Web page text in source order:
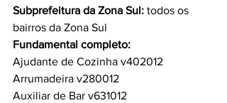
Subprefeitura da Zona Sul: todos os
bairros da Zona Sul
Fundamental completo:
Ajudante de Cozinha v402012
Arrumadeira v280012
Auxiliar de Bar v631012